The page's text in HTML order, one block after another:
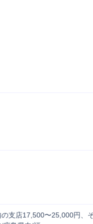
支店17,500〜25,000円、